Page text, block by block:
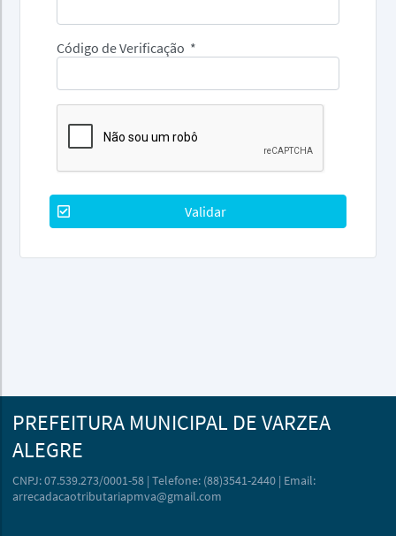
Código de Verificação *
Validar
PREFEITURA MUNICIPAL DE VARZEA
ALEGRE
CNPJ: 07.539.273/0001-58 | Telefone: (88)3541-2440 | Email:
arrecadacaotributariapmva@gmail.com